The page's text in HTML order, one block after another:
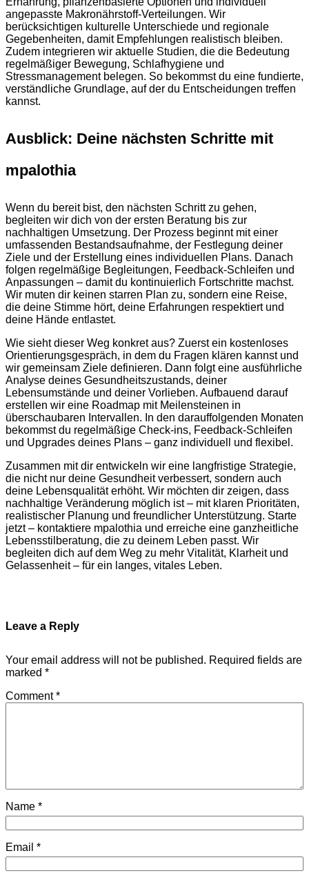
angepasste Makronährstoff-Verteilungen. Wir
berücksichtigen kulturelle Unterschiede und regionale
Gegebenheiten, damit Empfehlungen realistisch bleiben.
Zudem integrieren wir aktuelle Studien, die die Bedeutung
regelmäßiger Bewegung, Schlafhygiene und
Stressmanagement belegen. So bekommst du eine fundierte,
verständliche Grundlage, auf der du Entscheidungen treffen
kannst.
Ausblick: Deine nächsten Schritte mit
mpalothia
Wenn du bereit bist, den nächsten Schritt zu gehen,
begleiten wir dich von der ersten Beratung bis zur
nachhaltigen Umsetzung. Der Prozess beginnt mit einer
umfassenden Bestandsaufnahme, der Festlegung deiner
Ziele und der Erstellung eines individuellen Plans. Danach
folgen regelmäßige Begleitungen, Feedback-Schleifen und
Anpassungen – damit du kontinuierlich Fortschritte machst.
Wir muten dir keinen starren Plan zu, sondern eine Reise,
die deine Stimme hört, deine Erfahrungen respektiert und
deine Hände entlastet.
Wie sieht dieser Weg konkret aus? Zuerst ein kostenloses
Orientierungsgespräch, in dem du Fragen klären kannst und
wir gemeinsam Ziele definieren. Dann folgt eine ausführliche
Analyse deines Gesundheitszustands, deiner
Lebensumstände und deiner Vorlieben. Aufbauend darauf
erstellen wir eine Roadmap mit Meilensteinen in
überschaubaren Intervallen. In den darauffolgenden Monaten
bekommst du regelmäßige Check-ins, Feedback-Schleifen
und Upgrades deines Plans – ganz individuell und flexibel.
Zusammen mit dir entwickeln wir eine langfristige Strategie,
die nicht nur deine Gesundheit verbessert, sondern auch
deine Lebensqualität erhöht. Wir möchten dir zeigen, dass
nachhaltige Veränderung möglich ist – mit klaren Prioritäten,
realistischer Planung und freundlicher Unterstützung. Starte
jetzt – kontaktiere mpalothia und erreiche eine ganzheitliche
Lebensstilberatung, die zu deinem Leben passt. Wir
begleiten dich auf dem Weg zu mehr Vitalität, Klarheit und
Gelassenheit – für ein langes, vitales Leben.
Leave a Reply
Your email address will not be published. Required fields are
marked *
Comment*
Name *
Email *